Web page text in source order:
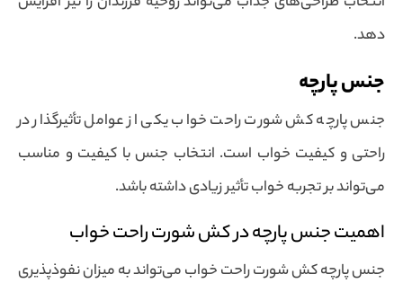
دهد.
جنس پارچه
جنس پارچه کش شورت راحت خواب یکی از عوامل تأثیرگذار در
راحتی و کیفیت خواب است. انتخاب جنس با کیفیت و مناسب
می‌تواند بر تجربه خواب تأثیر زیادی داشته باشد.
اهمیت جنس پارچه در کش شورت راحت خواب
جنس پارچه کش شورت راحت خواب می‌تواند به میزان نفوذپذیری